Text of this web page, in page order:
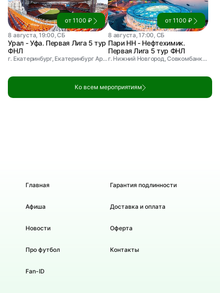
от 1100 ₽
8 августа, 19:00, СБ
Урал - Уфа. Первая Лига 5 тур
ФНЛ
г. Екатеринбург, Екатеринбург Арена
от 1100 ₽
8 августа, 17:00, СБ
Пари НН - Нефтехимик.
Первая Лига 5 тур ФНЛ
г. Нижний Новгород, Совкомбанк Арена
Ко всем мероприятиям
Главная
Афиша
Новости
Про футбол
Fan-ID
Гарантия подлинности
Доставка и оплата
Оферта
Контакты